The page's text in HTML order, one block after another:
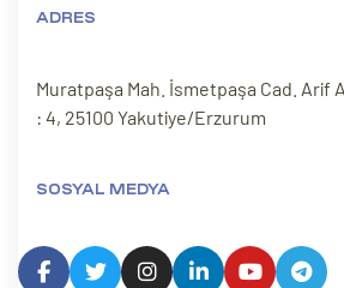
ADRES
Muratpaşa Mah. İsmetpaşa Cad. Arif
: 4, 25100 Yakutiye/Erzurum
SOSYAL MEDYA